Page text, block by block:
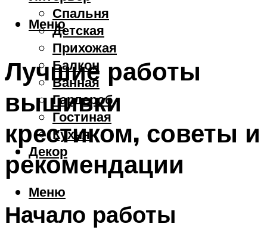
Спальня
Детская
Прихожая
Балкон
Ванная
Гардероб
Гостиная
Кухня
Декор
Меню
Меню
Лучшие работы
вышивки
крестиком, советы и
рекомендации
Начало работы